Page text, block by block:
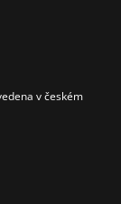
v českém